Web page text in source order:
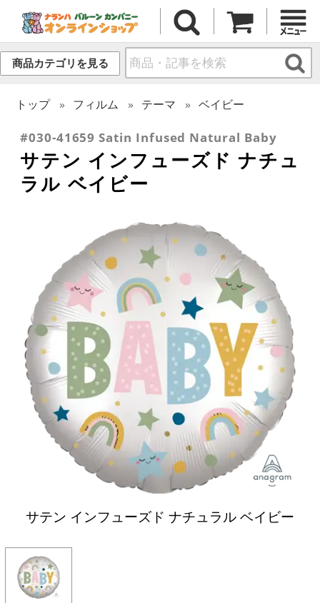
商品カテゴリを見る
トップ フィルム テーマ ベイビー
#030-41659 Satin Infused Natural Baby
サテン インフューズド ナチュ
ラル ベイビー
サテン インフューズド ナチュラル ベイビー